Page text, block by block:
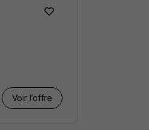
Voir l’offre